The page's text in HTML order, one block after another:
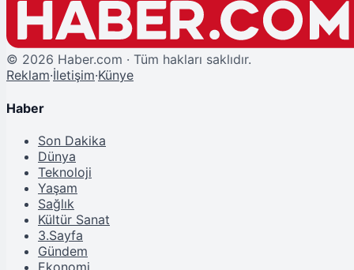
© 2026 Haber.com · Tüm hakları saklıdır.
Reklam·İletişim·Künye
Haber
Son Dakika
Dünya
Teknoloji
Yaşam
Sağlık
Kültür Sanat
3.Sayfa
Gündem
Ekonomi